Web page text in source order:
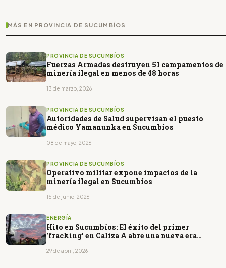
MÁS EN PROVINCIA DE SUCUMBÍOS
PROVINCIA DE SUCUMBÍOS
Fuerzas Armadas destruyen 51 campamentos de
minería ilegal en menos de 48 horas
13 de marzo, 2026
PROVINCIA DE SUCUMBÍOS
Autoridades de Salud supervisan el puesto
médico Yamanunka en Sucumbíos
08 de mayo, 2026
PROVINCIA DE SUCUMBÍOS
Operativo militar expone impactos de la
minería ilegal en Sucumbíos
15 de junio, 2026
ENERGÍA
Hito en Sucumbíos: El éxito del primer
'fracking' en Caliza A abre una nueva era
29 de abril, 2026